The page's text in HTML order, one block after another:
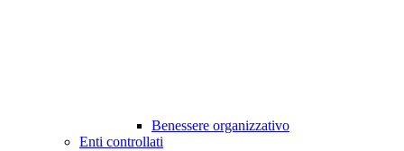
Benessere organizzativo
Enti controllati